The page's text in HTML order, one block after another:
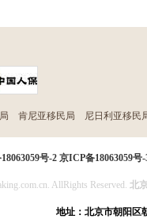
肯尼亚移民局 尼日利亚移民
号-2 京ICP备18063059号-
AllRights Reserved. 北
地址：北京市朝阳区